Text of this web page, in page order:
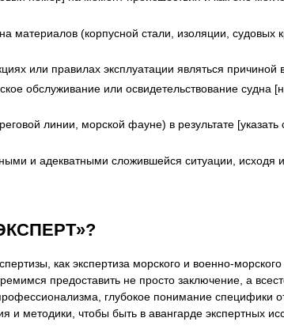
материалов (корпусной стали, изоляции, судовых
или правилах эксплуатации являться
обслуживание или освидетельствование судна
линии, морской фауне) в результате [указать
и адекватными сложившейся ситуации, исходя
как экспертиза морского и военно-
предоставить не просто заключение, а
глубокое понимание специфики
и методики, чтобы быть в авангарде экспертных